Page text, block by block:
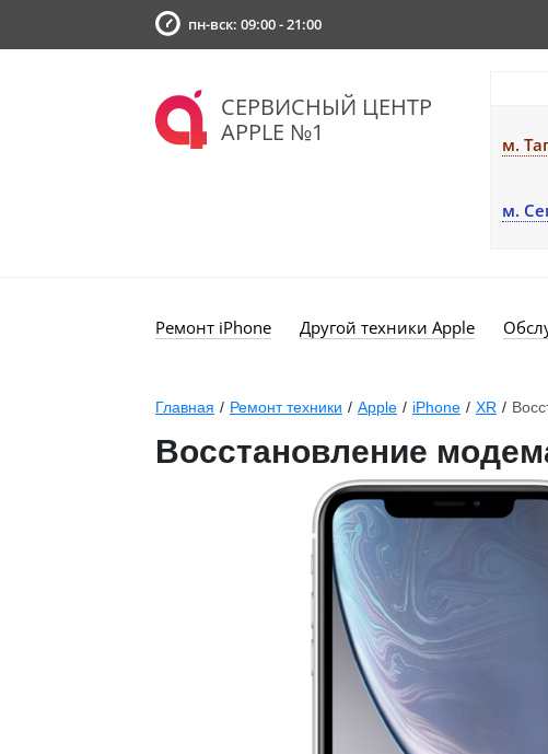
пн-вск: 09:00 - 21:00
СЕРВИСНЫЙ ЦЕНТР
APPLE №1
м.
м.
Ремонт iPhone Другой техники Apple
Главная / Ремонт техники / Apple / iPhone / XR /
Восстановление